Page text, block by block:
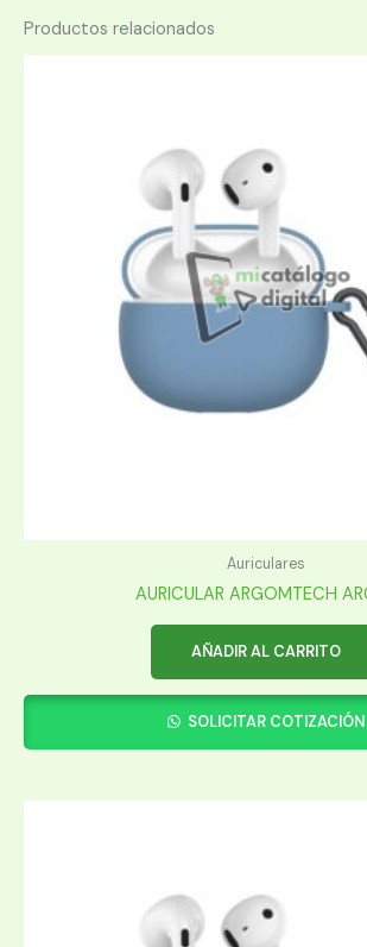
Productos relacionados
Auriculares
AURICULAR ARGOMTECH
AÑADIR AL CARRITO
SOLICITAR COTIZACIÓN